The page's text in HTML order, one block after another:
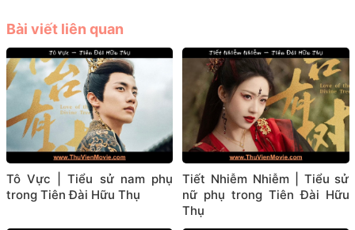
Bài viết liên quan
Tô Vực | Tiểu sử nam phụ
trong Tiên Đài Hữu Thụ
Tiết Nhiễm Nhiễm | Tiểu sử
nữ phụ trong Tiên Đài Hữu
Thụ